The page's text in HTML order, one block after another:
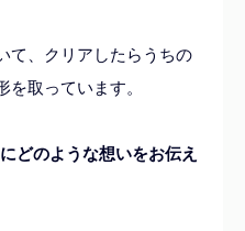
て、クリアしたらうちの
取っています。
どのような想いをお伝え